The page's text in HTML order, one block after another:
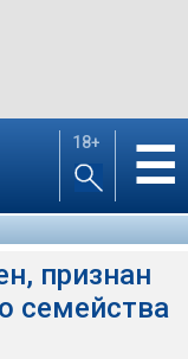
18+ ☰
признан
семейства